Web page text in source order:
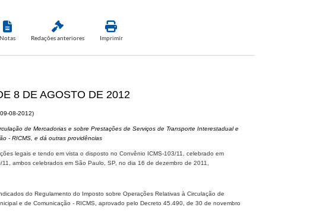
Notas Redações anteriores Imprimir
8 DE AGOSTO DE 2012
08-2012)
de Mercadorias e sobre Prestações de Serviços de Transporte Interestadual e
- RICMS, e dá outras providências
legais e tendo em vista o disposto no Convênio ICMS-103/11, celebrado em
ambos celebrados em São Paulo, SP, no dia 16 de dezembro de 2011,
do Regulamento do Imposto sobre Operações Relativas à Circulação de
e de Comunicação - RICMS, aprovado pelo Decreto 45.490, de 30 de novembro